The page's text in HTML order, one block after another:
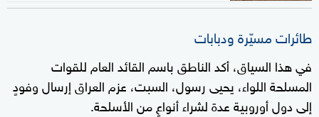
طائرات مسيّرة ودبابات
في هذا السياق، أكد الناطق باسم القائد العام للقوات
المسلحة اللواء، يحيى رسول، السبت، عزم العراق إرسال وفودٍ
إلى دول أوروبية عدة لشراء أنواعٍ من الأسلحة.